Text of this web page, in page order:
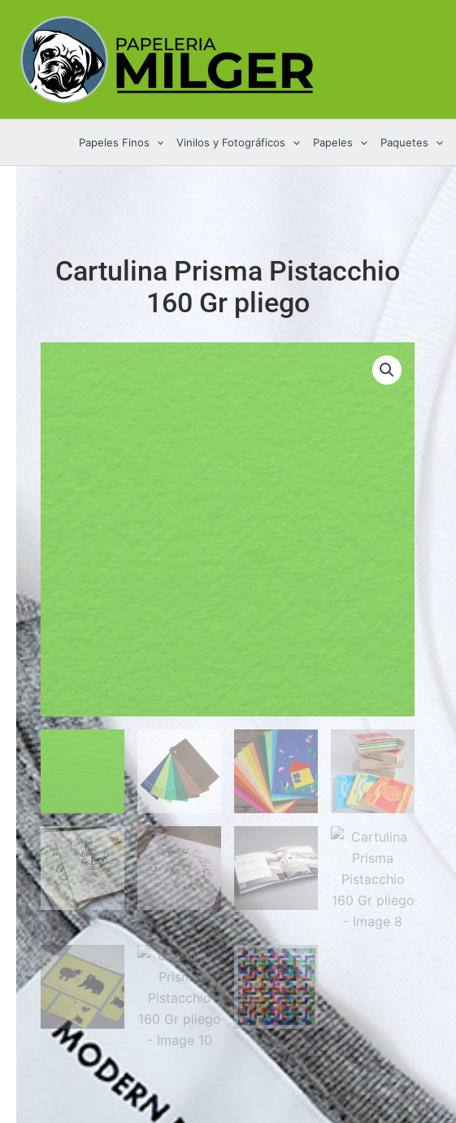
contenido
Papeles Finos Vinilos y Fotográficos Papeles Paquetes
Cartulina Prisma Pistacchio
160 Gr pliego